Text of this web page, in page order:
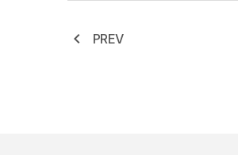
chevron_left PREV